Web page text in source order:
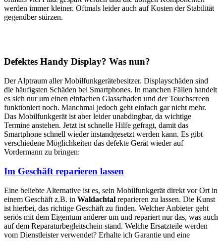
werden immer kleiner. Oftmals leider auch auf Kosten der Stabilität
gegenüber stürzen.
Defektes Handy Display? Was nun?
Der Alptraum aller Mobilfunkgerätebesitzer. Displayschäden sind
die häufigsten Schäden bei Smartphones. In manchen Fällen handelt
es sich nur um einen einfachen Glasschaden und der Touchscreen
funktioniert noch. Manchmal jedoch geht einfach gar nicht mehr.
Das Mobilfunkgerät ist aber leider unabdingbar, da wichtige
Termine anstehen. Jetzt ist schnelle Hilfe gefragt, damit das
Smartphone schnell wieder instandgesetzt werden kann. Es gibt
verschiedene Möglichkeiten das defekte Gerät wieder auf
Vordermann zu bringen:
Im Geschäft reparieren lassen
Eine beliebte Alternative ist es, sein Mobilfunkgerät direkt vor Ort in
einem Geschäft z.B. in Waldachtal reparieren zu lassen. Die Kunst
ist hierbei, das richtige Geschäft zu finden. Welcher Anbieter geht
seriös mit dem Eigentum anderer um und repariert nur das, was auch
auf dem Reparaturbegleitschein stand. Welche Ersatzteile werden
vom Dienstleister verwendet? Erhalte ich Garantie und eine